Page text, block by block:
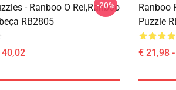
- Ranboo O Rei,Ranboo
RB2805
-20%
Ranboo
Puzzle
€ 21,98